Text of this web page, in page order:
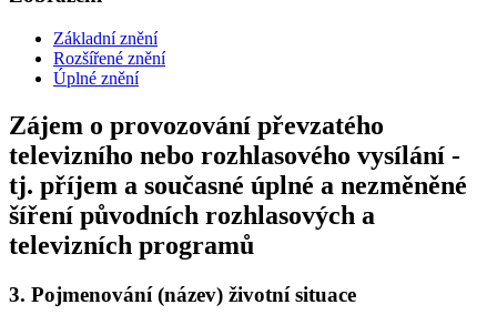
Základní znění
Rozšířené znění
Úplné znění
Zájem o provozování převzatého
televizního nebo rozhlasového vysílání -
tj. příjem a současné úplné a nezměněné
šíření původních rozhlasových a
televizních programů
3. Pojmenování (název) životní situace